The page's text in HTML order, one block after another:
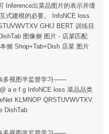
Inference出菜品图片的表示并缓
式建模的必要。 InfoNCE loss
GHIJ BERT 训练目
图像侧 图片 - 店菜匹配
侧 Shop+Tab+Dish 店菜 图片
多视图半监督学习——
a e f g InfoNCE loss 菜品品类
KLMNOP QRSTUVWVTXV
DishTab